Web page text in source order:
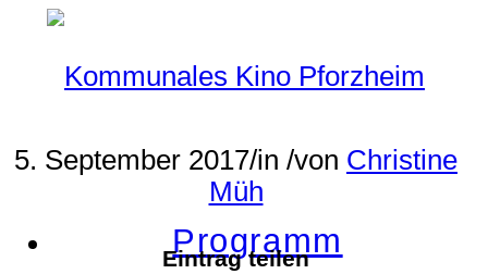
Programm
5. September 2017/in /von Christine
Müh
Eintrag teilen